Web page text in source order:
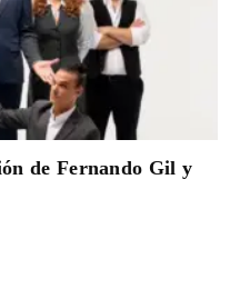
de Fernando Gil y